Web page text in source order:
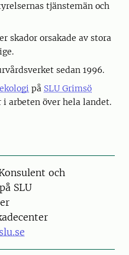
tjänstemän och
skador orsakade av stora
sedan 1996.
på SLU Grimsö
i arbeten över hela landet.
och
SLU